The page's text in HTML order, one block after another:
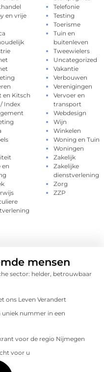
en vrije
en Kitsch
Index
en
Telefonie
Testing
Toerisme
Tuin en
buitenleven
Tweewielers
Uncategorized
Vakantie
Verbouwen
Verenigingen
Vervoer en
transport
Webdesign
Wijn
Winkelen
Woning en Tuin
Woningen
Zakelijk
Zakelijke
dienstverlening
Zorg
ZZP
mensen
sector: helder, betrouwbaar
ons Leven Verandert
nummer in een
voor de regio Nijmegen
voor u